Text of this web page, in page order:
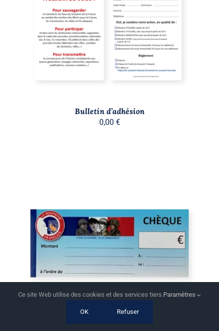
DÉTAILS
Bulletin d’adhésion
0,00 €
AJOUTER AU PANIER
DÉTAILS
Ce site Web utilise des cookies et des services tiers.Paramètres
OK Refuser